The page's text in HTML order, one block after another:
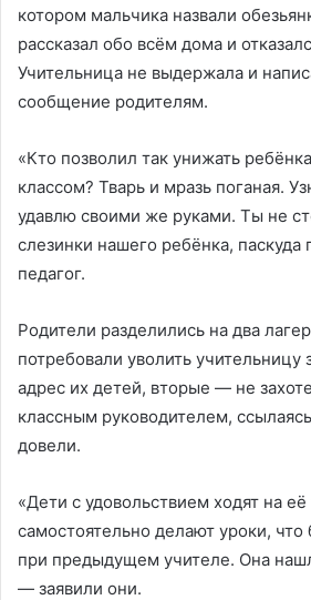
котором мальчика назвали
рассказал обо всём дома и
Учительница не выдержала и
сообщение родителям.
«Кто позволил так унижать
классом? Тварь и мразь поганая.
удавлю своими же руками. Ты не
слезинки нашего ребёнка,
педагог.
Родители разделились на два
потребовали уволить учительницу
адрес их детей, вторые — не
классным руководителем,
довели.
«Дети с удовольствием ходят на её
самостоятельно делают уроки,
при предыдущем учителе. Она
— заявили они.